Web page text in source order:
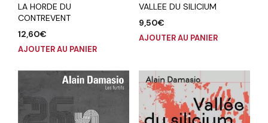
LA HORDE DU
CONTREVENT
12,60€
AJOUTER AU PANIER
VALLEE DU SILICIUM
9,50€
AJOUTER AU PANIER